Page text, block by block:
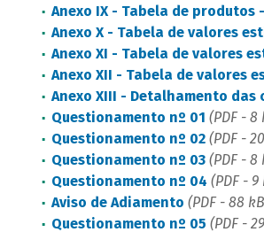
Anexo IX - Tabela de produtos -
Anexo X - Tabela de valores
Anexo XI - Tabela de valores
Anexo XII - Tabela de valores
Anexo XIII - Detalhamento das
Questionamento nº 01 (PDF - 8
Questionamento nº 02 (PDF -
Questionamento nº 03 (PDF - 8
Questionamento nº 04 (PDF - 9
Aviso de Adiamento (PDF - 88
Questionamento nº 05 (PDF -